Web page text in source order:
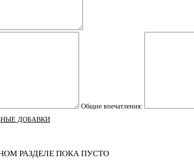
ДОБАВКИ
Общие впечатления:
РАЗДЕЛЕ ПОКА ПУСТО